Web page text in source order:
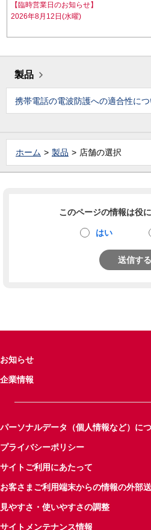
【臨時営業日のお知らせ】
2026年8月12日(水曜)
製品
携帯電話の電波防護への適合性に
ホーム 製品 店舗の選択
このページの情報は役
はい
送信する
お知らせ
企業情報
パーソナルデータ（個人情報など）に
プライバシーポリシー
サイトご利用にあたって
お客さまご利用端末からの情報の外部
見やすさ・使いやすさの調整
サイトメンテナンス情報